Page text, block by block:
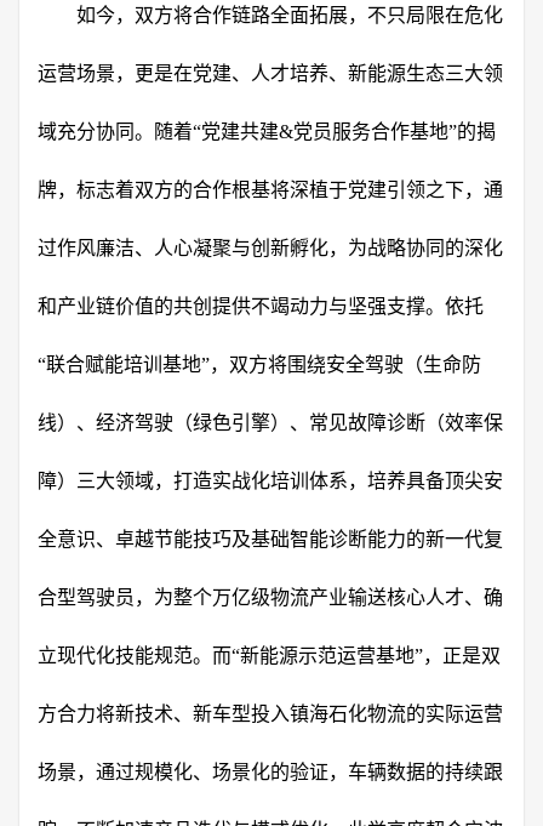
如今，双方将合作链路全面拓展，不只局限在危化
运营场景，更是在党建、人才培养、新能源生态三大领
域充分协同。随着“党建共建&党员服务合作基地”的揭
牌，标志着双方的合作根基将深植于党建引领之下，通
过作风廉洁、人心凝聚与创新孵化，为战略协同的深化
和产业链价值的共创提供不竭动力与坚强支撑。依托
“联合赋能培训基地”，双方将围绕安全驾驶（生命防
线）、经济驾驶（绿色引擎）、常见故障诊断（效率保
障）三大领域，打造实战化培训体系，培养具备顶尖安
全意识、卓越节能技巧及基础智能诊断能力的新一代复
合型驾驶员，为整个万亿级物流产业输送核心人才、确
立现代化技能规范。而“新能源示范运营基地”，正是双
方合力将新技术、新车型投入镇海石化物流的实际运营
场景，通过规模化、场景化的验证，车辆数据的持续跟